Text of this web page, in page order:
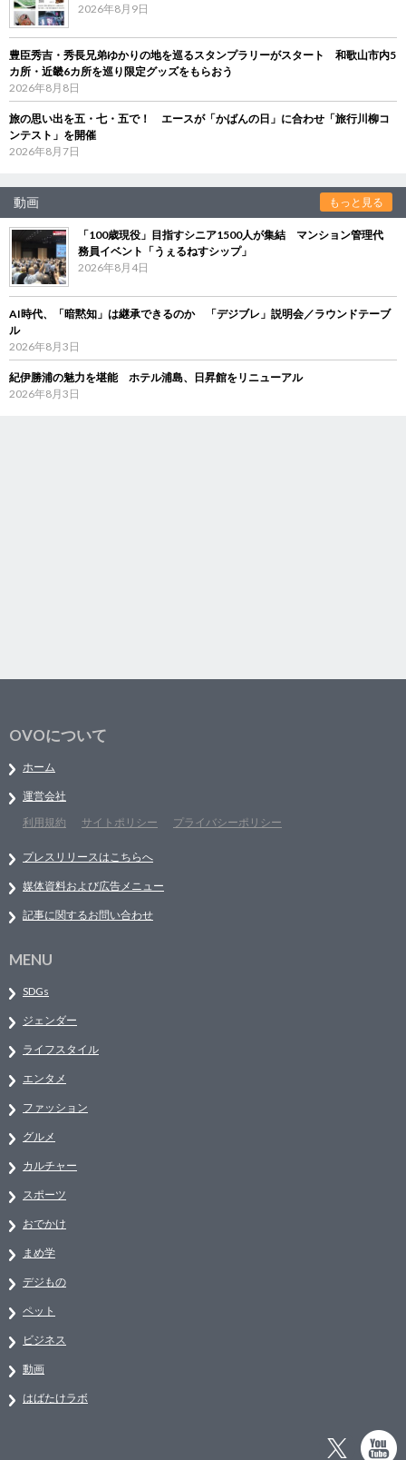
2026年8月9日
豊臣秀吉・秀長兄弟ゆかりの地を巡るスタンプラリーがスタート 和歌山市内5
カ所・近畿6カ所を巡り限定グッズをもらおう
2026年8月8日
旅の思い出を五・七・五で！ エースが「かばんの日」に合わせ「旅行川柳コ
ンテスト」を開催
2026年8月7日
動画 もっと見る
「100歳現役」目指すシニア1500人が集結 マンション管理代
務員イベント「うぇるねすシップ」
2026年8月4日
AI時代、「暗黙知」は継承できるのか 「デジブレ」説明会／ラウンドテーブ
ル
2026年8月3日
紀伊勝浦の魅力を堪能 ホテル浦島、日昇館をリニューアル
2026年8月3日
OVOについて
ホーム
運営会社
利用規約
サイトポリシー プライバシーポリシー
プレスリリースはこちらへ
媒体資料および広告メニュー
記事に関するお問い合わせ
MENU
SDGs
ジェンダー
ライフスタイル
エンタメ
ファッション
グルメ
カルチャー
スポーツ
おでかけ
まめ学
デジもの
ペット
ビジネス
動画
はばたけラボ